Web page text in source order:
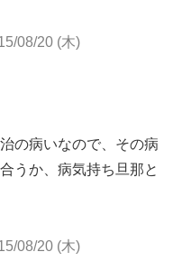
08/20 (木)
の病いなので、その病
うか、病気持ち旦那と
08/20 (木)